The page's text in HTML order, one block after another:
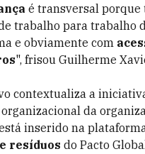
é transversal porque
trabalho para trabalho
e obviamente com
", frisou Guilherme
contextualiza a
da
inserido na
resíduos do Pacto